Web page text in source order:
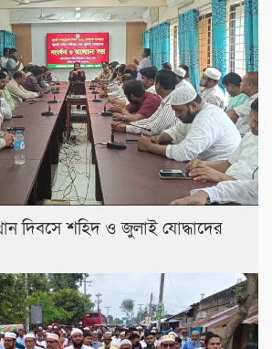
দিবসে শহিদ ও জুলাই যোদ্ধাদের